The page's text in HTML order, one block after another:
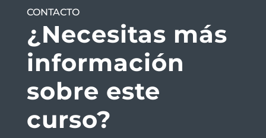
CONTACTO
¿Necesitas más
información
sobre este
curso?